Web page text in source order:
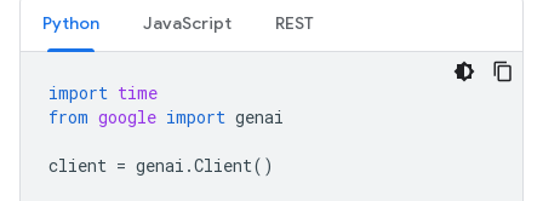
Python JavaScript REST
import time
from google import genai
client = genai .Client()